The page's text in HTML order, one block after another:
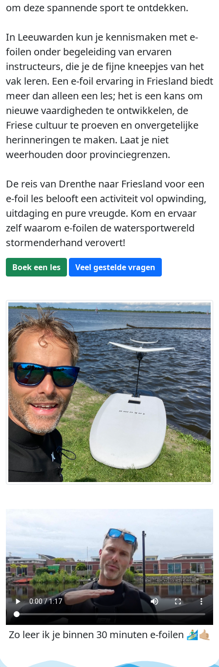
om deze spannende sport te ontdekken.
In Leeuwarden kun je kennismaken met e-
foilen onder begeleiding van ervaren
instructeurs, die je de fijne kneepjes van het
vak leren. Een e-foil ervaring in Friesland biedt
meer dan alleen een les; het is een kans om
nieuwe vaardigheden te ontwikkelen, de
Friese cultuur te proeven en onvergetelijke
herinneringen te maken. Laat je niet
weerhouden door provinciegrenzen.
De reis van Drenthe naar Friesland voor een
e-foil les belooft een activiteit vol opwinding,
uitdaging en pure vreugde. Kom en ervaar
zelf waarom e-foilen de watersportwereld
stormenderhand verovert!
Boek een les Veel gestelde vragen
Zo leer ik je binnen 30 minuten e-foilen 🏄🏼‍♂️🤙🏼